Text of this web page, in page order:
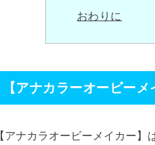
おわりに
【アナカラーオービー
【アナカラオービーメイカー